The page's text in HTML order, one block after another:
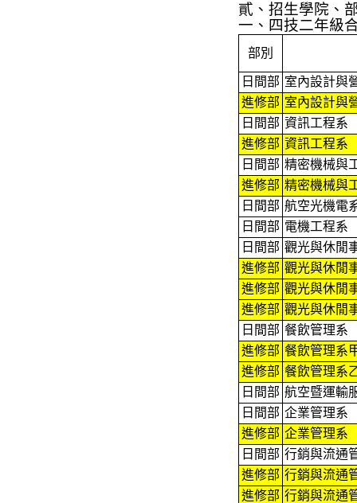
貳、 招生學院、
一、四技二年級
部別
日間部 室內設計與
進修部 室內設計與
日間部 資訊工程系
進修部 資訊工程系
日間部 精密機械與
進修部 精密機械與
日間部 航空光機電
日間部 電機工程系
日間部 觀光與休閒
進修部 觀光與休閒
進修部 觀光與休閒
進修部 觀光與休閒
日間部 餐飲管理系
進修部 餐飲管理系
進修部 餐飲管理系
日間部 航空暨運輸
日間部 企業管理系
進修部 企業管理系
日間部 行銷與流通
進修部 行銷與流通
進修部 行銷與流通